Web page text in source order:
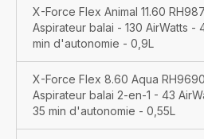
X-Force Flex Animal 11.60
Aspirateur balai - 130 AirWatts -
min d'autonomie - 0,9L
X-Force Flex 8.60 Aqua RH9690
Aspirateur balai 2-en-1 - 43
35 min d'autonomie - 0,55L